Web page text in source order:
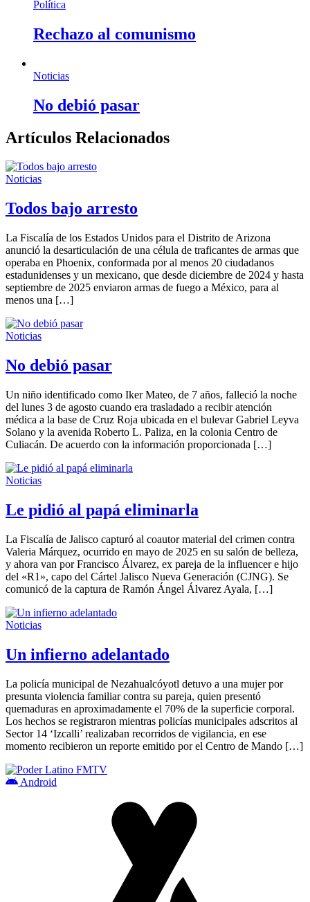
Política
Rechazo al comunismo
Noticias
No debió pasar
Artículos Relacionados
Noticias
Todos bajo arresto
La Fiscalía de los Estados Unidos para el Distrito de Arizona
anunció la desarticulación de una célula de traficantes de armas que
operaba en Phoenix, conformada por al menos 20 ciudadanos
estadunidenses y un mexicano, que desde diciembre de 2024 y hasta
septiembre de 2025 enviaron armas de fuego a México, para al
menos una […]
Noticias
No debió pasar
Un niño identificado como Iker Mateo, de 7 años, falleció la noche
del lunes 3 de agosto cuando era trasladado a recibir atención
médica a la base de Cruz Roja ubicada en el bulevar Gabriel Leyva
Solano y la avenida Roberto L. Paliza, en la colonia Centro de
Culiacán. De acuerdo con la información proporcionada […]
Noticias
Le pidió al papá eliminarla
La Fiscalía de Jalisco capturó al coautor material del crimen contra
Valeria Márquez, ocurrido en mayo de 2025 en su salón de belleza,
y ahora van por Francisco Álvarez, ex pareja de la influencer e hijo
del «R1», capo del Cártel Jalisco Nueva Generación (CJNG). Se
comunicó de la captura de Ramón Ángel Álvarez Ayala, […]
Noticias
Un infierno adelantado
La policía municipal de Nezahualcóyotl detuvo a una mujer por
presunta violencia familiar contra su pareja, quien presentó
quemaduras en aproximadamente el 70% de la superficie corporal.
Los hechos se registraron mientras policías municipales adscritos al
Sector 14 ‘Izcalli’ realizaban recorridos de vigilancia, en ese
momento recibieron un reporte emitido por el Centro de Mando […]
Android